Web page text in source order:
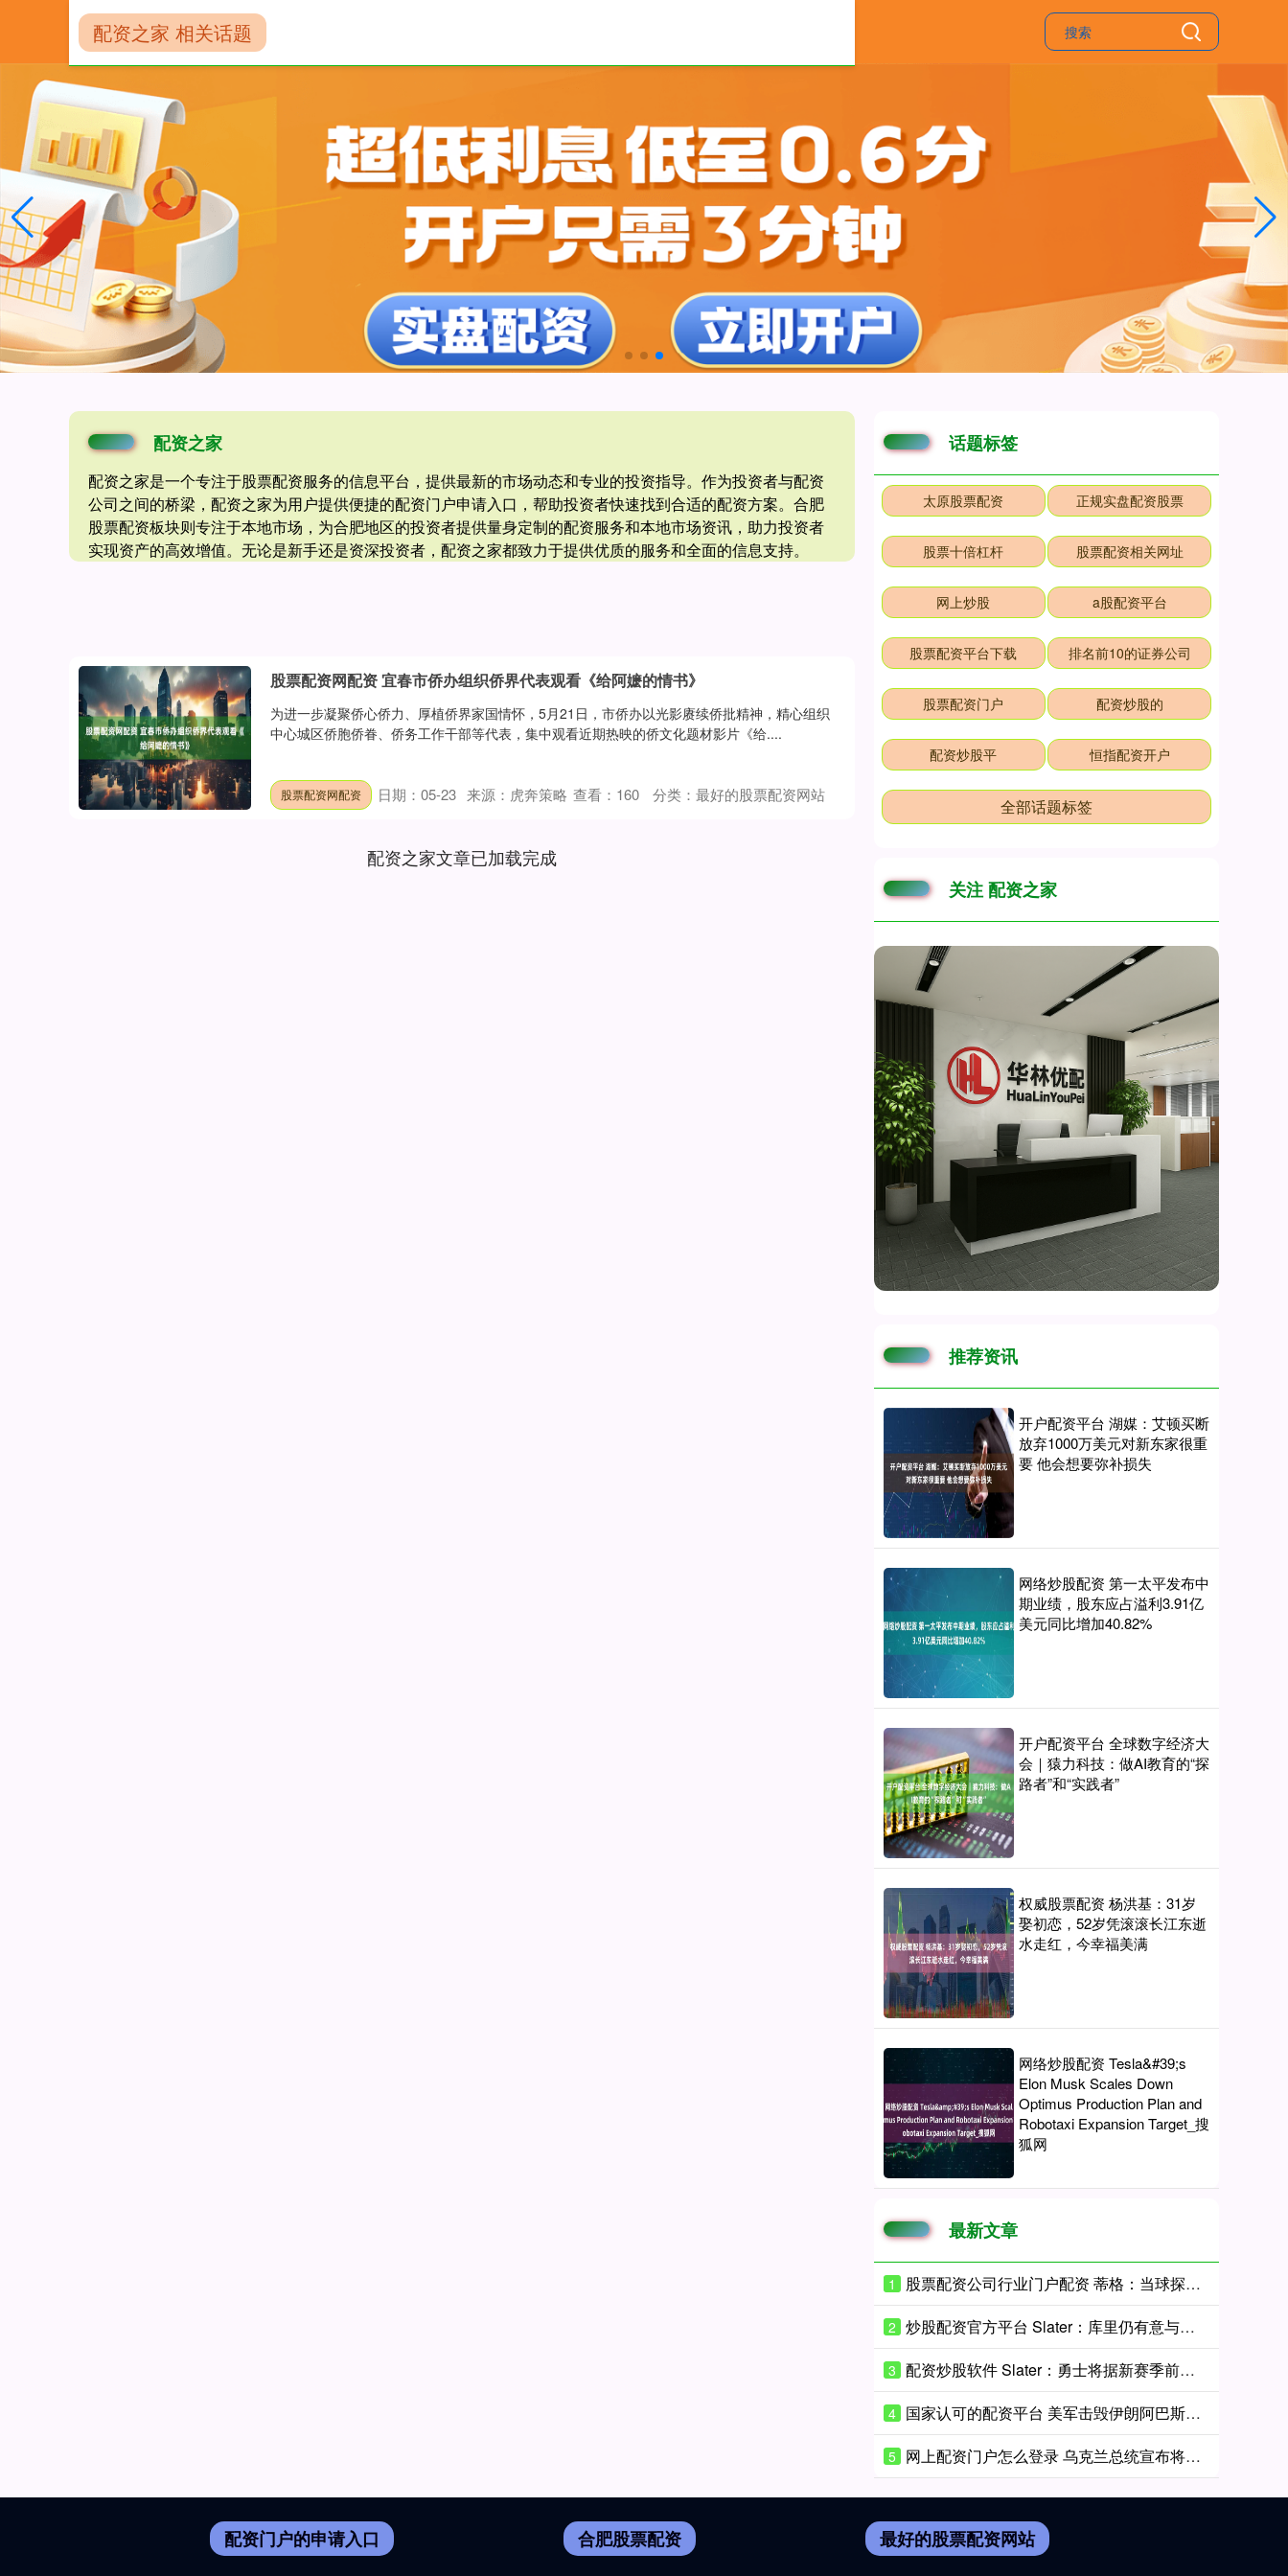
配资之家
配资之家是一个专注于股票配资服务的信息平台，提供最新的市场动态和专业的投资指导。作为投资者与配资
公司之间的桥梁，配资之家为用户提供便捷的配资门户申请入口，帮助投资者快速找到合适的配资方案。合肥
股票配资板块则专注于本地市场，为合肥地区的投资者提供量身定制的配资服务和本地市场资讯，助力投资者
实现资产的高效增值。无论是新手还是资深投资者，配资之家都致力于提供优质的服务和全面的信息支持。
配资之家 相关话题
股票配资网配资 宜春市侨办组织侨界代表观看《给阿嬷的情书》
为进一步凝聚侨心侨力、厚植侨界家国情怀，5月21日，市侨办以光影赓续侨批精神，精心组织
中心城区侨胞侨眷、侨务工作干部等代表，集中观看近期热映的侨文化题材影片《给....
股票配资网配资 日期：05-23 来源：虎奔策略 查看： 160 分类： 最好的股票配资网站
配资之家文章已加载完成
话题标签
太原股票配资 正规实盘配资股票
股票十倍杠杆 股票配资相关网址
网上炒股 a股配资平台
股票配资平台下载 排名前10的证券公司
股票配资门户 配资炒股的
配资炒股平 恒指配资开户
全部话题标签
关注 配资之家
推荐资讯
开户配资平台 湖媒：艾顿买断
放弃1000万美元对新东家很重
要 他会想要弥补损失
网络炒股配资 第一太平发布中
期业绩，股东应占溢利3.91亿
美元同比增加40.82%
开户配资平台 全球数字经济大
会｜猿力科技：做AI教育的“探
路者”和“实践者”
权威股票配资 杨洪基：31岁
娶初恋，52岁凭滚滚长江东逝
水走红，今幸福美满
网络炒股配资 Tesla&#39;s
Elon Musk Scales Down
Optimus Production Plan and
Robotaxi Expansion Target_搜
狐网
最新文章
1 股票配资公司行业门户配资 蒂格：当球探我得自掏腰包付酒店房费 后来心想这就是在白忙活
2 炒股配资官方平台 Slater：库里仍有意与勇士续约 但除了他球队其他人都可能被交易
3 配资炒股软件 Slater：勇士将据新赛季前几月表现&库里的健康 决定是否改善阵容
4 国家认可的配资平台 美军击毁伊朗阿巴斯港30艘渔船
5 网上配资门户怎么登录 乌克兰总统宣布将打造国产反导系统
配资门户的申请入口 合肥股票配资
最好的股票配资网站